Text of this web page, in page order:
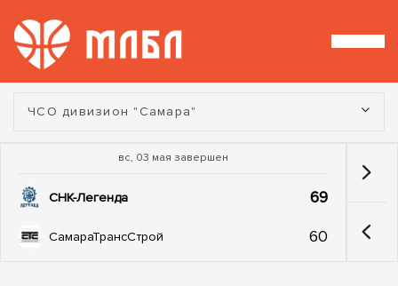
Турнир:
ЧСО дивизион "Самара"
вс, 03 мая завершен
СНК-Легенда 69
СамараТрансСтрой 60